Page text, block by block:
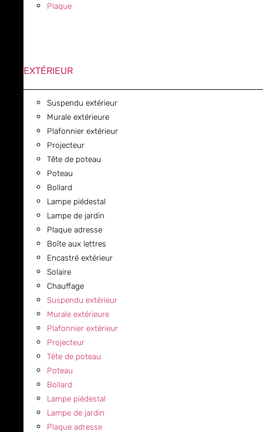
Plaque
EXTÉRIEUR
Suspendu extérieur
Murale extérieure
Plafonnier extérieur
Projecteur
Tête de poteau
Poteau
Bollard
Lampe piédestal
Lampe de jardin
Plaque adresse
Boîte aux lettres
Encastré extérieur
Solaire
Chauffage
Suspendu extérieur
Murale extérieure
Plafonnier extérieur
Projecteur
Tête de poteau
Poteau
Bollard
Lampe piédestal
Lampe de jardin
Plaque adresse